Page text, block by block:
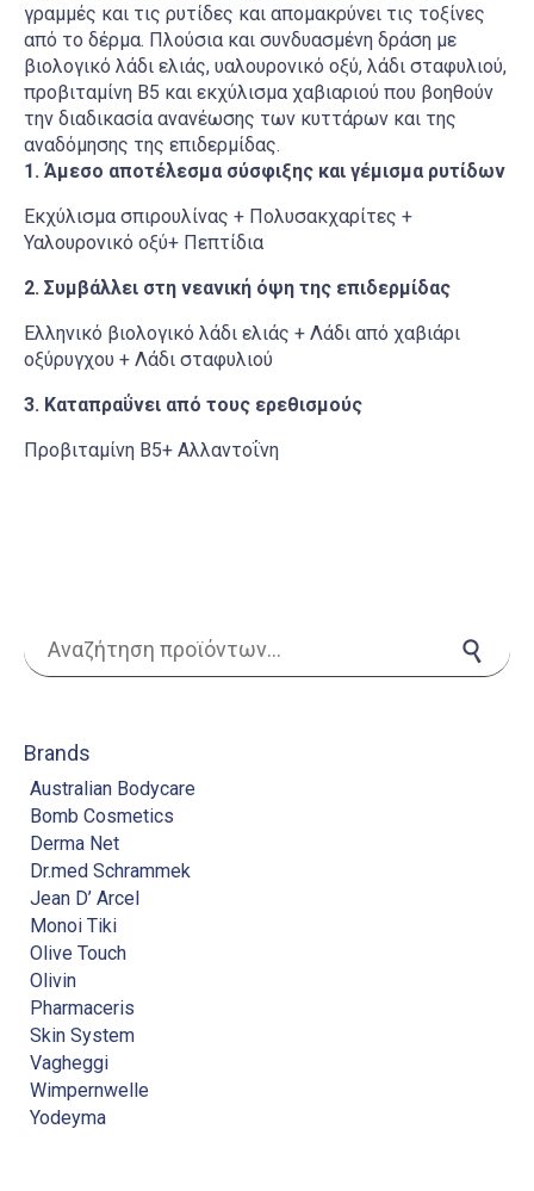
γραμμές και τις ρυτίδες και απομακρύνει τις τοξίνες
από το δέρμα. Πλούσια και συνδυασμένη δράση με
βιολογικό λάδι ελιάς, υαλουρονικό οξύ, λάδι σταφυλιού,
προβιταμίνη Β5 και εκχύλισμα χαβιαριού που βοηθούν
την διαδικασία ανανέωσης των κυττάρων και της
αναδόμησης της επιδερμίδας.
1. Άμεσο αποτέλεσμα σύσφιξης και γέμισμα ρυτίδων
Εκχύλισμα σπιρουλίνας + Πολυσακχαρίτες +
Υαλουρονικό οξύ+ Πεπτίδια
2. Συμβάλλει στη νεανική όψη της επιδερμίδας
Ελληνικό βιολογικό λάδι ελιάς + Λάδι από χαβιάρι
οξύρυγχου + Λάδι σταφυλιού
3. Καταπραΰνει από τους ερεθισμούς
Προβιταμίνη Β5+ Αλλαντοΐνη
Brands
Australian Bodycare
Bomb Cosmetics
Derma Net
Dr.med Schrammek
Jean D’ Arcel
Monoi Tiki
Olive Touch
Olivin
Pharmaceris
Skin System
Vagheggi
Wimpernwelle
Yodeyma